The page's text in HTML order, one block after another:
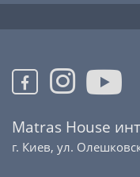
Matras House
г. Киев, ул.